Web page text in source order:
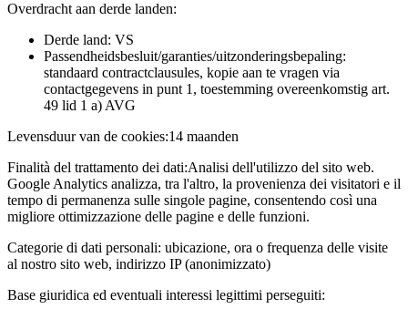
Overdracht aan derde landen:
Derde land: VS
Passendheidsbesluit/garanties/uitzonderingsbepaling:
standaard contractclausules, kopie aan te vragen via
contactgegevens in punt 1, toestemming overeenkomstig art.
49 lid 1 a) AVG
Levensduur van de cookies:14 maanden
Finalità del trattamento dei dati:Analisi dell'utilizzo del sito web.
Google Analytics analizza, tra l'altro, la provenienza dei visitatori e il
tempo di permanenza sulle singole pagine, consentendo così una
migliore ottimizzazione delle pagine e delle funzioni.
Categorie di dati personali: ubicazione, ora o frequenza delle visite
al nostro sito web, indirizzo IP (anonimizzato)
Base giuridica ed eventuali interessi legittimi perseguiti: